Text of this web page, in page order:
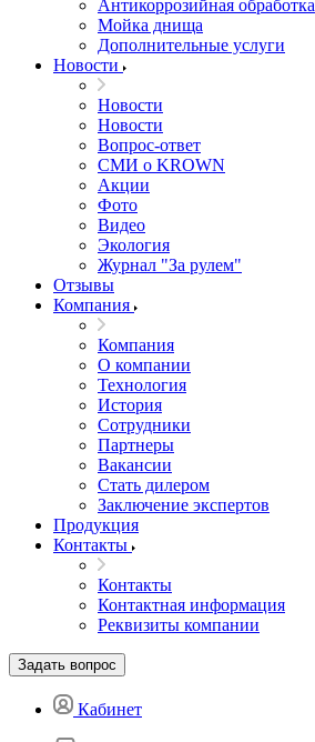
Антикоррозийная обработка
Мойка днища
Дополнительные услуги
Новости
Новости
Новости
Вопрос-ответ
СМИ о KROWN
Акции
Фото
Видео
Экология
Журнал "За рулем"
Отзывы
Компания
Компания
О компании
Технология
История
Сотрудники
Партнеры
Вакансии
Стать дилером
Заключение экспертов
Продукция
Контакты
Контакты
Контактная информация
Реквизиты компании
Задать вопрос
Кабинет